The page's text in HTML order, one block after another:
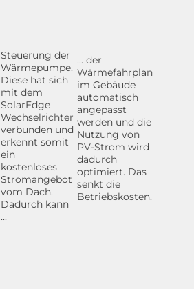
Steuerung der
Wärmepumpe.
Diese hat sich
mit dem
SolarEdge
Wechselrichter
verbunden und
erkennt somit
ein
kostenloses
Stromangebot
vom Dach.
Dadurch kann
...
... der
Wärmefahrplan
im Gebäude
automatisch
angepasst
werden und die
Nutzung von
PV-Strom wird
dadurch
optimiert. Das
senkt die
Betriebskosten.